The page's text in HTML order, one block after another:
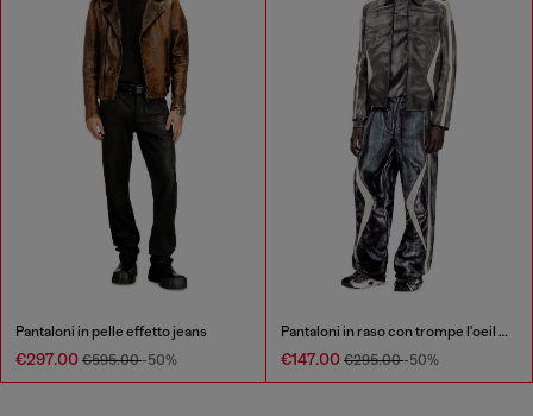
Pantaloni in pelle effetto jeans
€297.00 €595.00-50%
Pantaloni in raso con trompe l'oeil effetto biker
€147.00 €295.00-50%